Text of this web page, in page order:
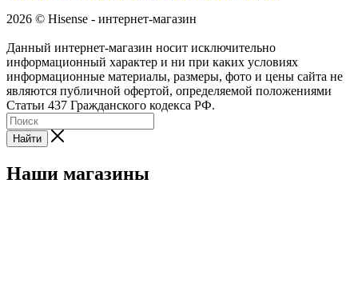
2026 © Hisense - интернет-магазин
Данный интернет-магазин носит исключительно
информационный характер и ни при каких условиях
информационные материалы, размеры, фото и цены сайта не
являются публичной офертой, определяемой положениями
Статьи 437 Гражданского кодекса РФ.
Найти
Наши магазины